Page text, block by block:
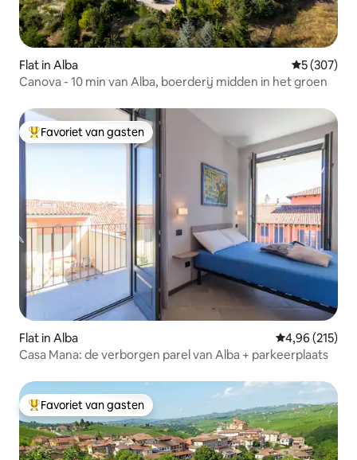
Flat in Alba
5 (307)
Canova - 10 min van Alba, boerderij midden in het groen
Topfavoriet van gasten
Favoriet van gasten
Flat in Alba Gemiddelde
4,96 (215)
Casa Mana: de verborgen parel van Alba + parkeerplaats
Topfavoriet van gasten
Favoriet van gasten